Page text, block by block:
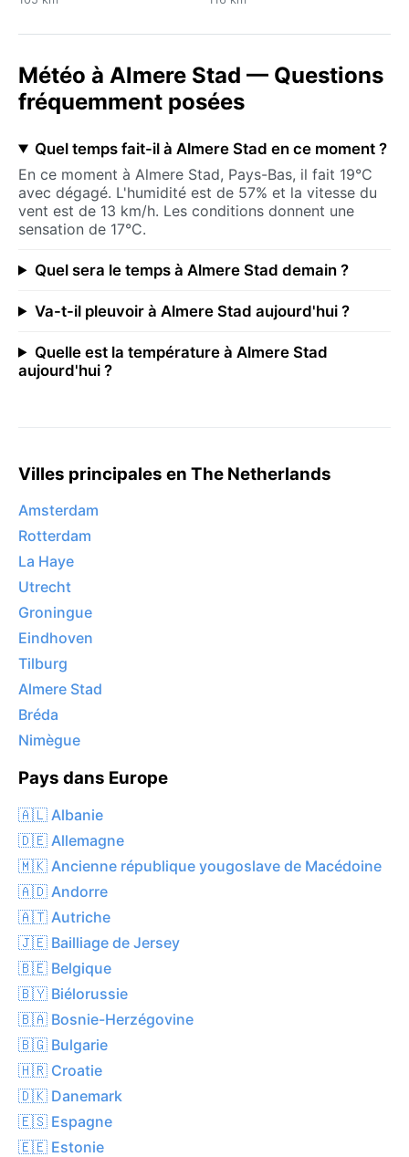
Météo à Almere Stad — Questions
fréquemment posées
Quel temps fait-il à Almere Stad en ce moment ?
En ce moment à Almere Stad, Pays-Bas, il fait 19°C
avec dégagé. L'humidité est de 57% et la vitesse du
vent est de 13 km/h. Les conditions donnent une
sensation de 17°C.
Quel sera le temps à Almere Stad demain ?
Va-t-il pleuvoir à Almere Stad aujourd'hui ?
Quelle est la température à Almere Stad
aujourd'hui ?
Villes principales en The Netherlands
Amsterdam
Rotterdam
La Haye
Utrecht
Groningue
Eindhoven
Tilburg
Almere Stad
Bréda
Nimègue
Pays dans Europe
🇦🇱 Albanie
🇩🇪 Allemagne
🇲🇰 Ancienne république yougoslave de Macédoine
🇦🇩 Andorre
🇦🇹 Autriche
🇯🇪 Bailliage de Jersey
🇧🇪 Belgique
🇧🇾 Biélorussie
🇧🇦 Bosnie-Herzégovine
🇧🇬 Bulgarie
🇭🇷 Croatie
🇩🇰 Danemark
🇪🇸 Espagne
🇪🇪 Estonie